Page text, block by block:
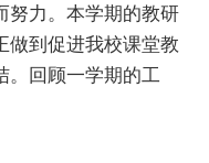
努力。本学期的教研
做到促进我校课堂教
。回顾一学期的工